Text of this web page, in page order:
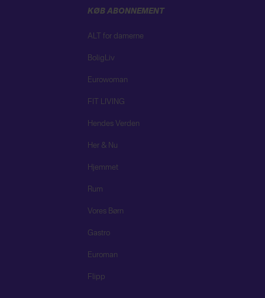
KØB ABONNEMENT
ALT for damerne
BoligLiv
Eurowoman
FIT LIVING
Hendes Verden
Her & Nu
Hjemmet
Rum
Vores Børn
Gastro
Euroman
Flipp